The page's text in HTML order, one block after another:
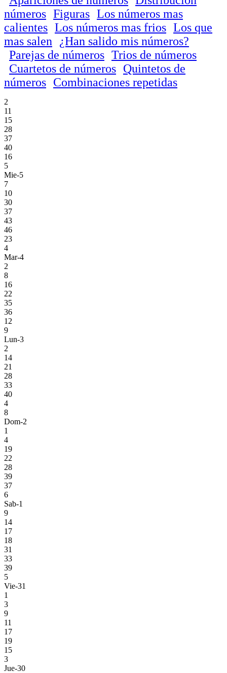
números Figuras Los números mas
calientes Los números mas frios Los que
mas salen
¿Han salido mis números?
Parejas de números Trios de números
Cuartetos de números Quintetos de
números Combinaciones repetidas
2
11
15
28
37
40
16
5
Mie-5
7
10
30
37
43
46
23
4
Mar-4
2
8
16
22
35
36
12
9
Lun-3
2
14
21
28
33
40
4
8
Dom-2
1
4
19
22
28
39
37
6
Sab-1
9
14
17
18
31
33
39
5
Vie-31
1
3
9
11
17
19
15
3
Jue-30